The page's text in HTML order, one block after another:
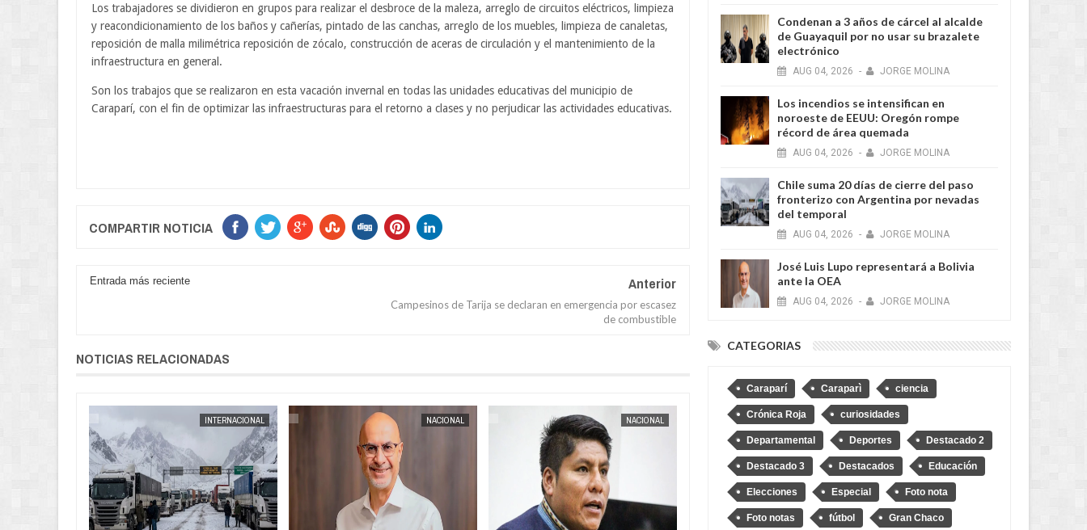
Los trabajadores se dividieron en grupos para realizar el desbroce de la maleza, arreglo de circuitos eléctricos, limpieza
y reacondicionamiento de los baños y cañerías, pintado de las canchas, arreglo de los muebles, limpieza de canaletas,
reposición de malla milimétrica reposición de zócalo, construcción de aceras de circulación y el mantenimiento de la
infraestructura en general.
Son los trabajos que se realizaron en esta vacación invernal en todas las unidades educativas del municipio de
Caraparí, con el fin de optimizar las infraestructuras para el retorno a clases y no perjudicar las actividades educativas.
COMPARTIR NOTICIA
Entrada más reciente Anterior
Campesinos de Tarija se declaran en emergencia por escasez
de combustible
NOTICIAS RELACIONADAS
2026
INTERNACIONAL AUG 04,
NACIONAL NACIONAL
Condenan a 3 años de cárcel al alcalde
de Guayaquil por no usar su brazalete
electrónico
AUG 04, 2026 - JORGE MOLINA
Los incendios se intensifican en
noroeste de EEUU: Oregón rompe
récord de área quemada
AUG 04, 2026 - JORGE MOLINA
Chile suma 20 días de cierre del paso
fronterizo con Argentina por nevadas
del temporal
AUG 04, 2026 - JORGE MOLINA
José Luis Lupo representará a Bolivia
ante la OEA
AUG 04, 2026 - JORGE MOLINA
CATEGORIAS
Caraparí Caraparì ciencia
Crónica Roja curiosidades
Departamental Deportes Destacado 2
Destacado 3 Destacados Educación
Elecciones Especial Foto nota
Foto notas fútbol Gran Chaco